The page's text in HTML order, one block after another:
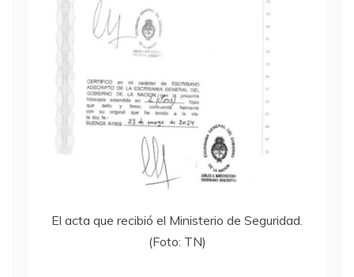
El acta que recibió el Ministerio de Seguridad.
(Foto: TN)